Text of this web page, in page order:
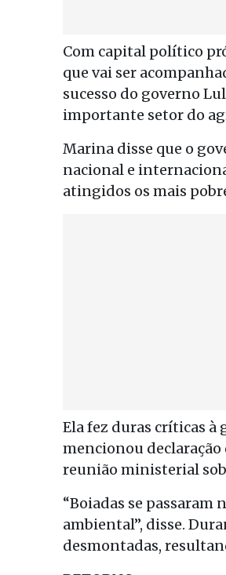
Com capital político
que vai ser
sucesso do governo
importante setor do
Marina disse que o
nacional e
atingidos os mais
Ela fez duras críticas à
mencionou
reunião ministerial
“Boiadas se passaram
ambiental”, disse.
desmontadas,